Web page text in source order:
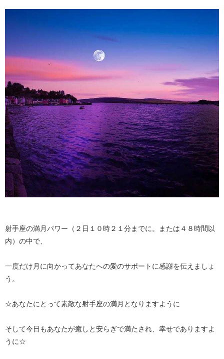
射手座の満月パワー（２日１０時２１分までに。または４８時間以
内）の中で、
一度だけ月に向かってあなたへの愛のサポートに感謝を伝えましょ
う。
☆あなたにとって素敵な射手座の満月となりますように
そして今日もあなたが癒しと安らぎで満たされ、幸せでありますよ
うに☆